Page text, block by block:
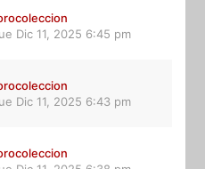
Dic 11, 2025 6:45 pm
Dic 11, 2025 6:43 pm